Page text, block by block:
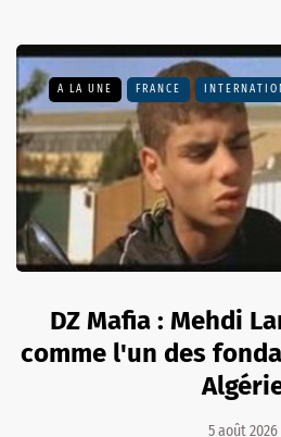
A LA UNE FRANCE
DZ Mafia : Mehdi
comme l'un des
5 août 2026